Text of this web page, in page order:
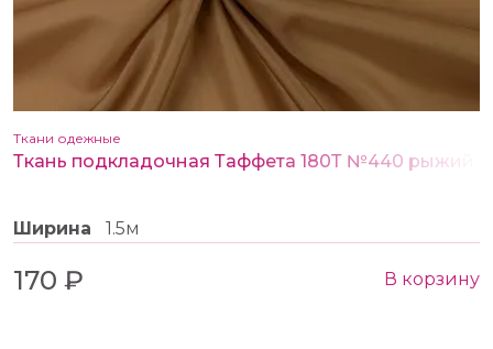
Ткани одежные
Ткань подкладочная Таффета 180Т №440 рыжий
Ширина 1.5м
170 ₽ В корзину